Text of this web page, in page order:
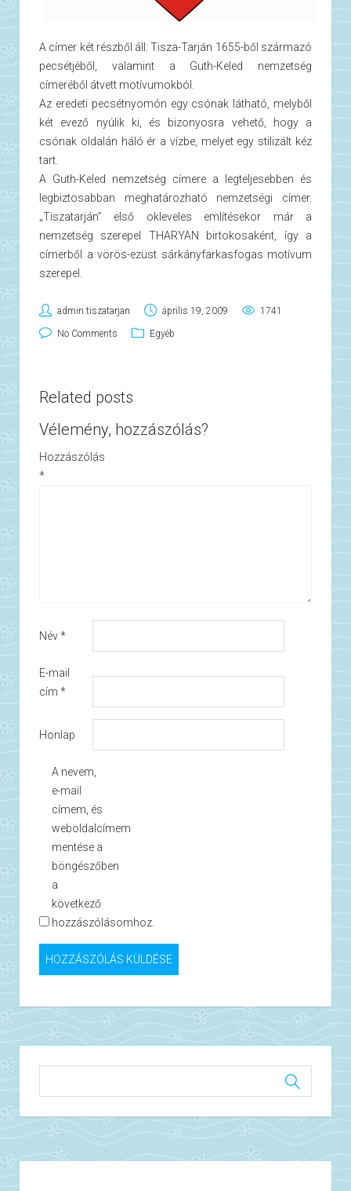
A címer két részből áll: Tisza-Tarján 1655-ből származó
pecsétjéből, valamint a Guth-Keled nemzetség
címeréből átvett motívumokból.
Az eredeti pecsétnyomón egy csónak látható, melyből
két evező nyúlik ki, és bizonyosra vehető, hogy a
csónak oldalán háló ér a vízbe, melyet egy stilizált kéz
tart.
A Guth-Keled nemzetség címere a legteljesebben és
legbiztosabban meghatározható nemzetségi címer.
„Tiszatarján” első okleveles említésekor már a
nemzetség szerepel THARYAN birtokosaként, így a
címerből a vörös-ezüst sárkányfarkasfogas motívum
szerepel.
admin.tiszatarjan április 19, 2009 1741
No Comments Egyéb
Related posts
Vélemény, hozzászólás?
Hozzászólás
*
Név*
E-mail
cím *
Honlap
A nevem,
e-mail
címem, és
weboldalcímem
mentése a
böngészőben
a
következő
hozzászólásomhoz.